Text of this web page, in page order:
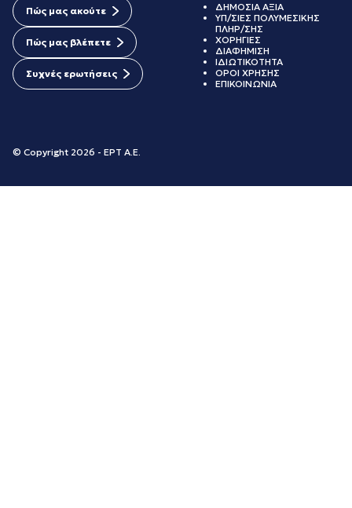
Πώς μας ακούτε
Πώς μας βλέπετε
Συχνές ερωτήσεις
© Copyright 2026 - ΕΡΤ Α.Ε.
ΔΗΜΟΣΙΑ ΑΞΙΑ
ΥΠ/ΣΙΕΣ ΠΟΛΥΜΕΣΙΚΗΣ
ΠΛΗΡ/ΣΗΣ
ΧΟΡΗΓΙΕΣ
ΔΙΑΦΗΜΙΣΗ
ΙΔΙΩΤΙΚΟΤΗΤΑ
ΟΡΟΙ ΧΡΗΣΗΣ
ΕΠΙΚΟΙΝΩΝΙΑ